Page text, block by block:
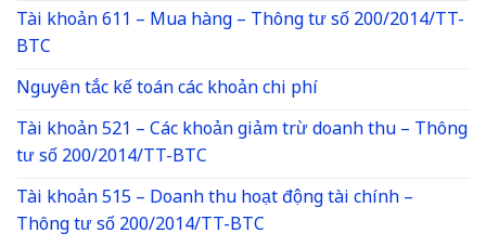
Tài khoản 611 – Mua hàng – Thông tư số 200/2014/TT-
BTC
Nguyên tắc kế toán các khoản chi phí
Tài khoản 521 – Các khoản giảm trừ doanh thu – Thông
tư số 200/2014/TT-BTC
Tài khoản 515 – Doanh thu hoạt động tài chính –
Thông tư số 200/2014/TT-BTC